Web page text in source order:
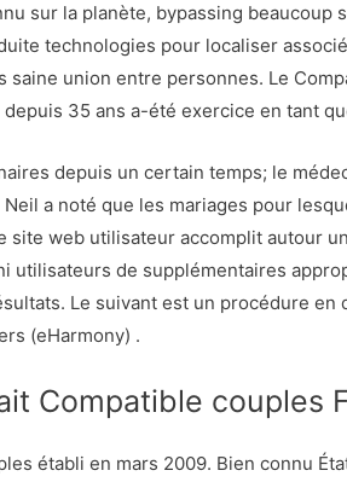
sur la planète, bypassing
technologies pour localiser
saine union entre personnes. Le
depuis 35 ans a-été exercice en tant
depuis un certain temps; le
a noté que les mariages pour
site web utilisateur accomplit autour
utilisateurs de supplémentaires
Le suivant est un procédure
(eHarmony) .
Compatible couples
établi en mars 2009. Bien connu